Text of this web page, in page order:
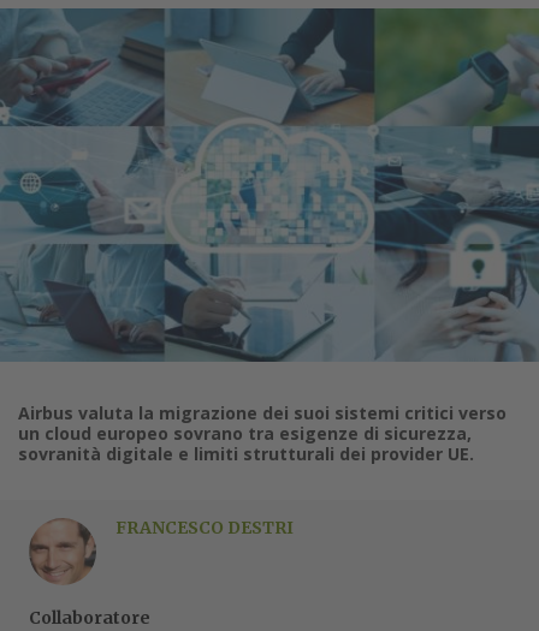
Airbus valuta la migrazione dei suoi sistemi critici verso
un cloud europeo sovrano tra esigenze di sicurezza,
sovranità digitale e limiti strutturali dei provider UE.
FRANCESCO DESTRI
Collaboratore